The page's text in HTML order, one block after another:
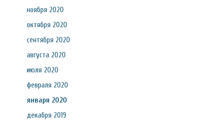
ноября 2020
октября 2020
сентября 2020
августа 2020
июля 2020
февраля 2020
января 2020
декабря 2019